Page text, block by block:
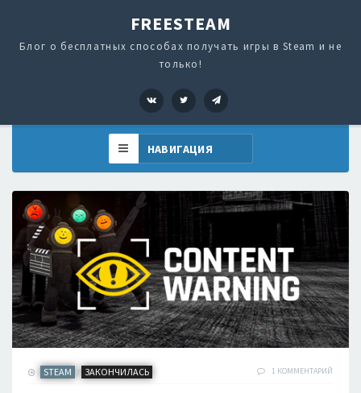
FREESTEAM
Блог о бесплатных способах получать игры в Steam и не
только!
VK Twitter
STEAM / ЗАКОНЧИЛАСЬ 1 КОММЕНТАРИЙ